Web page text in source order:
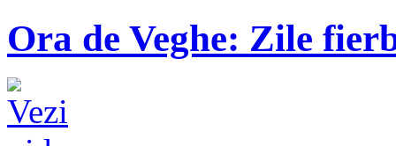
Ora de Veghe: Zile